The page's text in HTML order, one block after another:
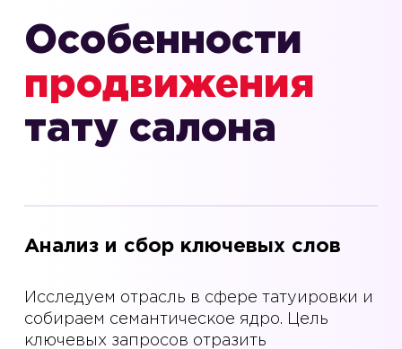
Особенности
продвижения
тату салона
Анализ и сбор ключевых слов
Исследуем отрасль в сфере татуировки и
собираем семантическое ядро. Цель
ключевых запросов отразить